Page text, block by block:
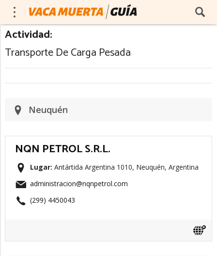
Actividad:
Transporte De Carga Pesada
Neuquén
NQN PETROL S.R.L.
Lugar: Antártida Argentina 1010, Neuquén, Argentina
administracion@nqnpetrol.com
(299) 4450043